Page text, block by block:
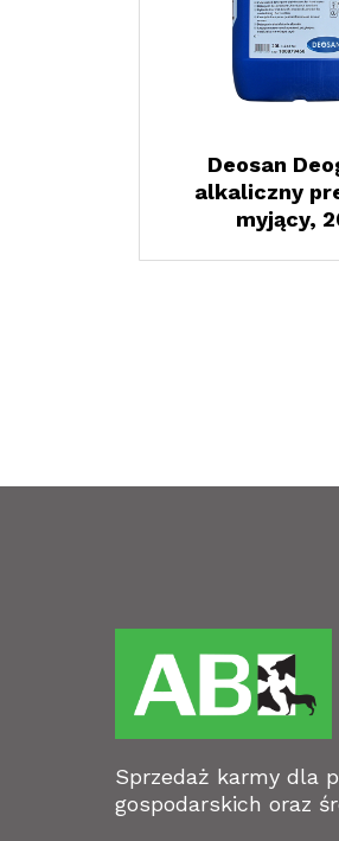
Deosan
alkaliczny
myjący,
Sprzedaż karmy dla
gospodarskich oraz